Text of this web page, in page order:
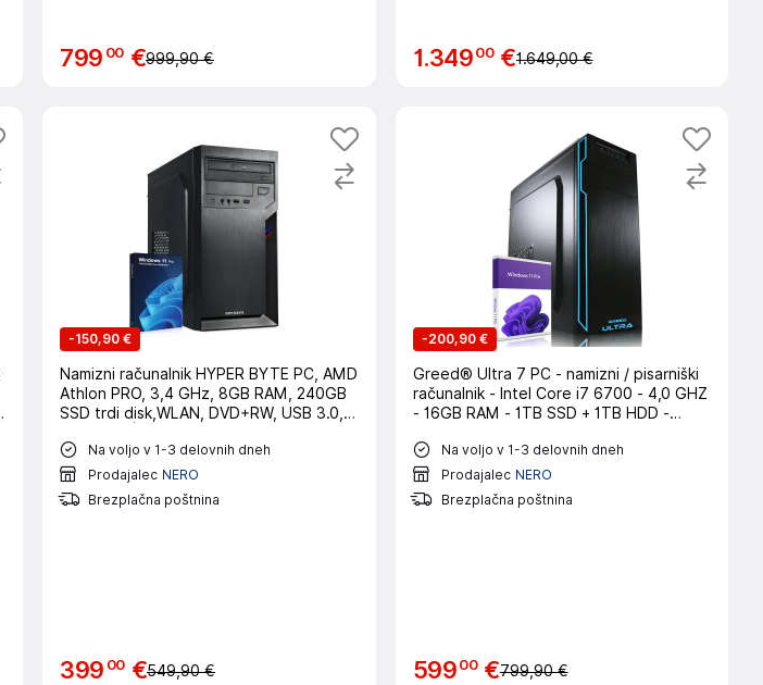
799 00 €999,90 € 1.34900 €1.649,00 €
-150,90 €
Namizni računalnik HYPER BYTE PC, AMD
Athlon PRO, 3,4 GHz, 8GB RAM, 240GB
SSD trdi disk,WLAN, DVD+RW, USB 3.0,
Na voljo v 1-3 delovnih dneh
Prodajalec NERO
Brezplačna poštnina
399 00 €549,90 €
-200,90 €
Greed® Ultra 7 PC - namizni / pisarniški
računalnik - Intel Core i7 6700 - 4,0 GHZ
- 16GB RAM - 1TB SSD + 1TB HDD -
Na voljo v 1-3 delovnih dneh
Prodajalec NERO
Brezplačna poštnina
59900 €799,90 €